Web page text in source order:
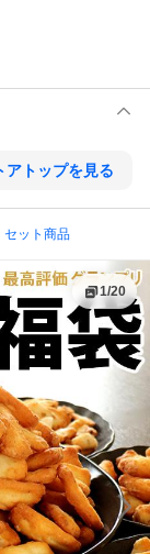
アトップを見る
セット商品
1/20